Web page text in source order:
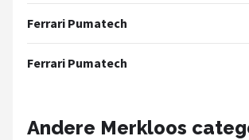
Shop
Red Bull Racing
Ferrari Pumatech
Ferrari Pumatech
Andere Merkloos